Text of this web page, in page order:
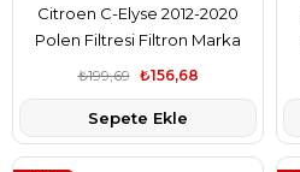
Citroen C-Elyse 2012-2020
Polen Filtresi Filtron Marka
9678792080
₺156,68
₺199,69
Sepete Ekle